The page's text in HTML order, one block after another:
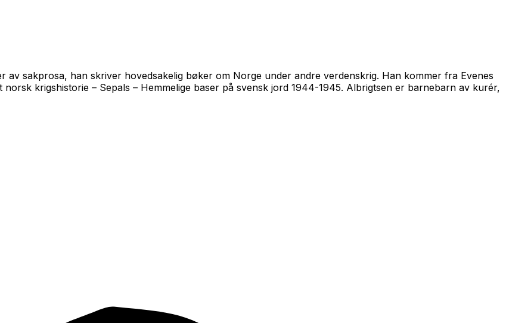
av sakprosa, han skriver hovedsakelig bøker om Norge under andre verdenskrig. Han kommer fra Evenes
norsk krigshistorie – Sepals – Hemmelige baser på svensk jord 1944-1945. Albrigtsen er barnebarn av kurér,